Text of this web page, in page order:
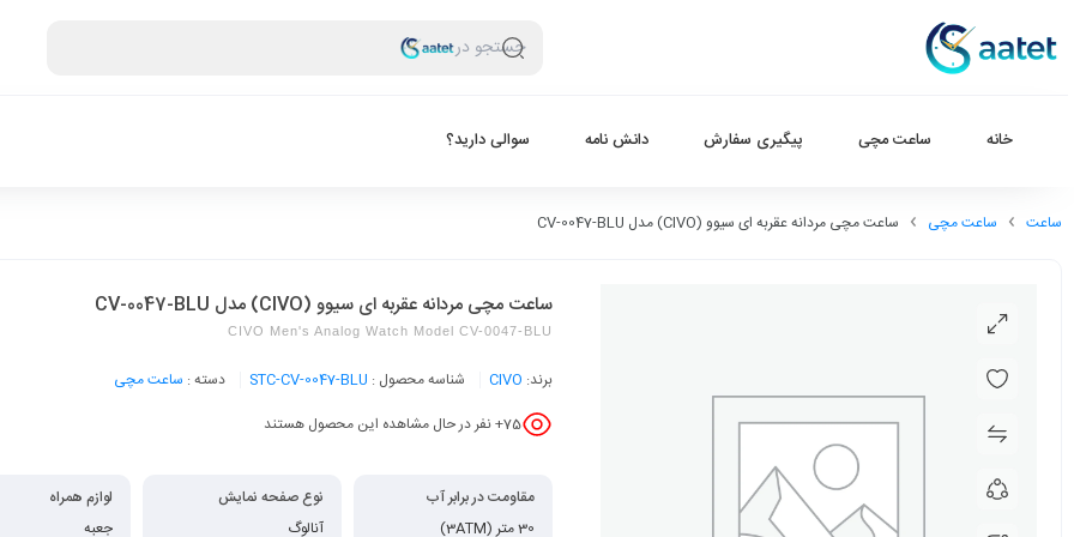
جستجو در
خانه ساعت مچی پیگیری سفارش دانش نامه سوالی دارید؟
ساعت ساعت مچی ساعت مچی مردانه عقربه ای سیوو (CIVO) مدل CV-0047-BLU
ساعت مچی مردانه عقربه ای سیوو (CIVO) مدل CV-0047-BLU
CIVO Men's Analog Watch Model CV-0047-BLU
برند: CIVO شناسه محصول : STC-CV-0047-BLU دسته : ساعت مچی
75+ نفر در حال مشاهده این محصول هستند
مقاومت در برابر آب
30 متر (3ATM)
نوع صفحه نمایش
آنالوگ
لوازم همراه
جعبه